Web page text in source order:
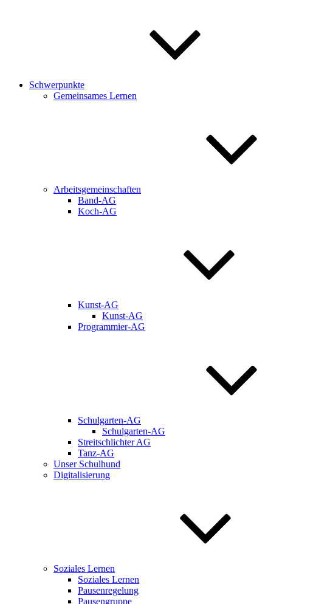
Schwerpunkte
Gemeinsames Lernen
Arbeitsgemeinschaften
Band-AG
Koch-AG
Kunst-AG
Kunst-AG
Programmier-AG
Schulgarten-AG
Schulgarten-AG
Streitschlichter AG
Tanz-AG
Unser Schulhund
Digitalisierung
Soziales Lernen
Soziales Lernen
Pausenregelung
Pausengruppe